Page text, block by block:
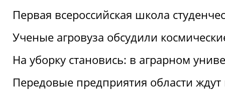
Первая всероссийская школа
Ученые агровуза обсудили
На уборку становись: в аграрном
Передовые предприятия области ждут